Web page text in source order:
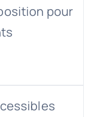
pour